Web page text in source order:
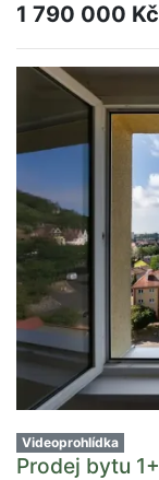
1 790 000 Kč
Videoprohlídka
Prodej bytu